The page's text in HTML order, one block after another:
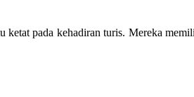
pada kehadiran turis. Mereka